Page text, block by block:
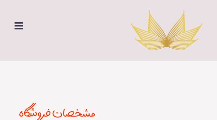
content
مشخصات فروشگاه